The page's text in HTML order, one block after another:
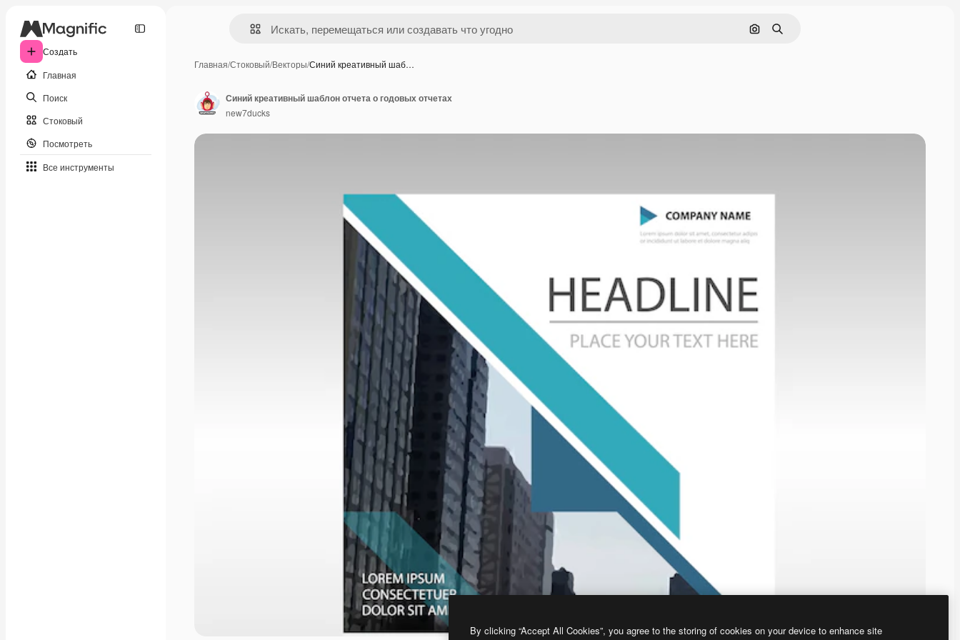
Создать
Главная
Поиск
Стоковый
Посмотреть
Все инструменты
Поиск по изображению
Поиск
Главная/Стоковый/Векторы/Синий креативный шаб…
Синий креативный шаблон отчета о годовых отчетах
new7ducks
By clicking “Accept All Cookies”, you agree to the storing of cookies on your device to enhance site